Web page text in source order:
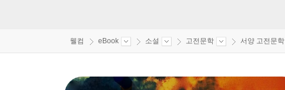
웰컴 eBook 소설 고전문학 서양 고전문학